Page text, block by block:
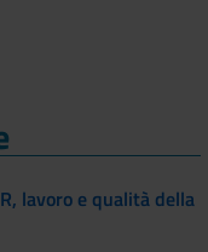
lavoro e qualità della